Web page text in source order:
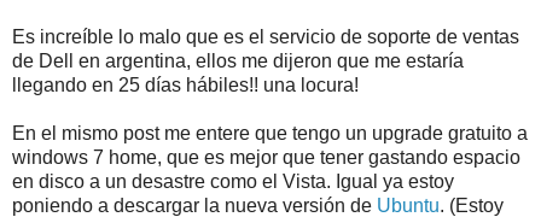
Es increíble lo malo que es el servicio de soporte de ventas
de Dell en argentina, ellos me dijeron que me estaría
llegando en 25 días hábiles!! una locura!
En el mismo post me entere que tengo un upgrade gratuito a
windows 7 home, que es mejor que tener gastando espacio
en disco a un desastre como el Vista. Igual ya estoy
poniendo a descargar la nueva versión de Ubuntu. (Estoy